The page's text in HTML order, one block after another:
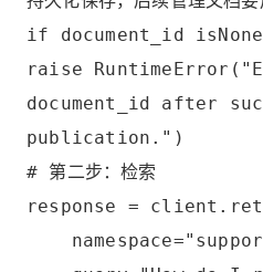
if document_id
raise
document_id after
publication.")
# 第二步：检索
response =